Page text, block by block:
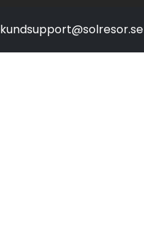
kundsupport@solresor.se